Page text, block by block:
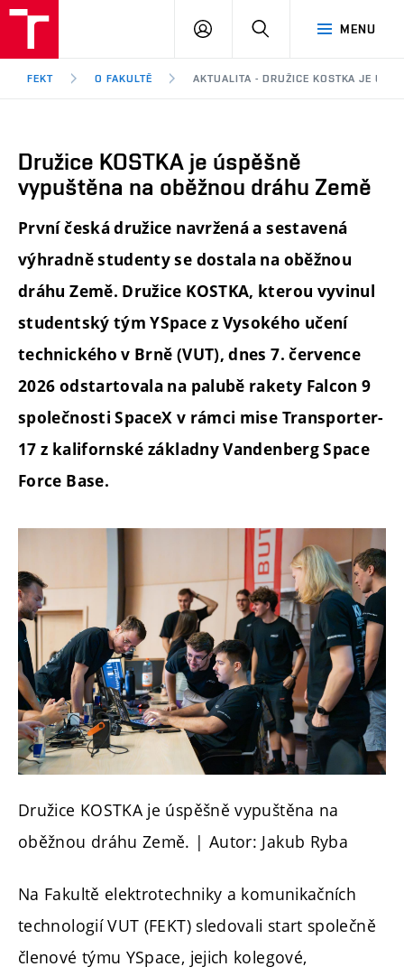
Brno
MENU
PŘIHLÁSIT
FEKT O FAKULTĚ AKTUALITA - DRUŽICE KOSTKA JE
Družice KOSTKA je úspěšně
vypuštěna na oběžnou dráhu Země
První česká družice navržená a sestavená
výhradně studenty se dostala na oběžnou
dráhu Země. Družice KOSTKA, kterou vyvinul
studentský tým YSpace z Vysokého učení
technického v Brně (VUT), dnes 7. července
2026 odstartovala na palubě rakety Falcon 9
společnosti SpaceX v rámci mise Transporter-
17 z kalifornské základny Vandenberg Space
Force Base.
Družice KOSTKA je úspěšně vypuštěna na
oběžnou dráhu Země. | Autor: Jakub Ryba
Na Fakultě elektrotechniky a komunikačních
technologií VUT (FEKT) sledovali start společně
členové týmu YSpace, jejich kolegové,